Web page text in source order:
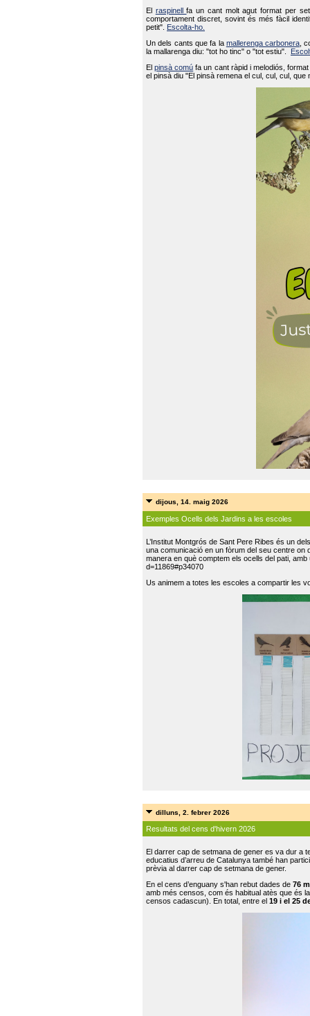
El raspinellfa un cant molt agut format per
comportament discret, sovint és més fàcil
petit".
Escolta-ho.
Un dels cants que fa la mallerenga carbonera ,
la mallarenga diu: "tot ho tinc" o "tot estiu".
Elpinsà comú fa un cant ràpid i melodiós,
el pinsà diu "El pinsà remena el cul, cul, cul,
dijous, 14. maig 2026
Exemples Ocells dels Jardins a les escoles
L’Institut Montgrós de Sant Pere Ribes és un
una comunicació en un fòrum del seu centre on
manera en què comptem els ocells del pati,
d=11869#p34070
Us animem a totes les escoles a compartir les
dilluns, 2. febrer 2026
Resultats del cens d'hivern 2026
El darrer cap de setmana de gener es va dur a
educatius d’arreu de Catalunya també han
prèvia al darrer cap de setmana de gener.
En el cens d’enguany s'han rebut dades de 76
amb més censos, com és habitual atès que és
censos cadascun). En total, entre el 19 i el 25